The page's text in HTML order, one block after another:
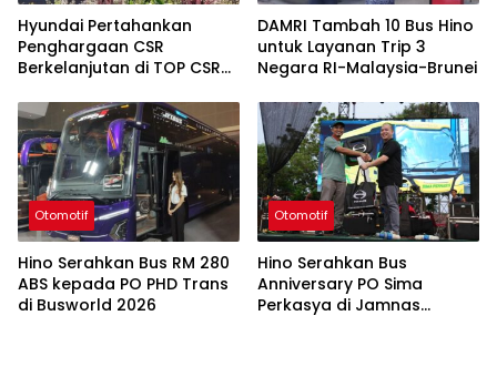
Hyundai Pertahankan
Penghargaan CSR
Berkelanjutan di TOP CSR
DAMRI Tambah 10 Bus Hino
untuk Layanan Trip 3
Negara RI-Malaysia-Brunei
Otomotif
Hino Serahkan Bus RM 280
ABS kepada PO PHD Trans
di Busworld 2026
Otomotif
Hino Serahkan Bus
Anniversary PO Sima
Perkasya di Jamnas